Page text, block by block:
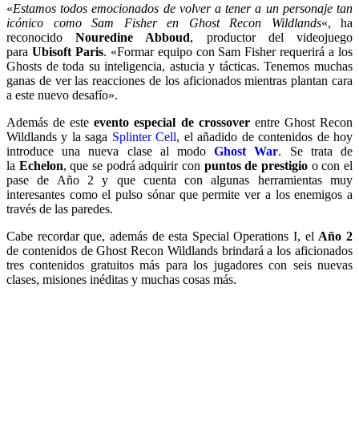
«Estamos todos emocionados de volver a tener a un personaje tan
icónico como Sam Fisher en Ghost Recon Wildlands«, ha
reconocidoNouredine Abboud, productor del videojuego
para Ubisoft Paris. «Formar equipo con Sam Fisher requerirá a los
Ghosts de toda su inteligencia, astucia y tácticas. Tenemos muchas
ganas de ver las reacciones de los aficionados mientras plantan cara
a este nuevo desafío».
Además de esteevento especial de crossoverentre Ghost Recon
Wildlands y la saga Splinter Cell, el añadido de contenidos de hoy
introduce una nueva clase al modo
Ghost War. Se trata de
la Echelon, que se podrá adquirir con puntos de prestigio o con el
pase de Año 2 y que cuenta con algunas herramientas muy
interesantes como el pulso sónar que permite ver a los enemigos a
través de las paredes.
Cabe recordar que, además de esta Special Operations I, el Año 2
de contenidos de Ghost Recon Wildlands brindará a los aficionados
tres contenidos gratuitos más para los jugadores con seis nuevas
clases, misiones inéditas y muchas cosas más.